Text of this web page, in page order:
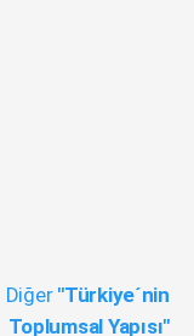
Diğer "Türkiye´nin
Toplumsal Yapısı"